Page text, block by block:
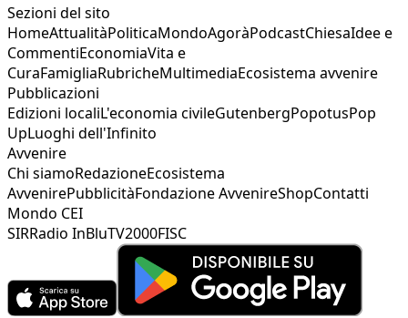
Sezioni del sito
HomeAttualitàPoliticaMondoAgoràPodcastChiesaIdee e
CommentiEconomiaVita e
CuraFamigliaRubricheMultimediaEcosistema avvenire
Pubblicazioni
Edizioni localiL'economia civileGutenbergPopotusPop
UpLuoghi dell'Infinito
Avvenire
Chi siamoRedazioneEcosistema
AvvenirePubblicitàFondazione AvvenireShopContatti
Mondo CEI
SIRRadio InBluTV2000FISC